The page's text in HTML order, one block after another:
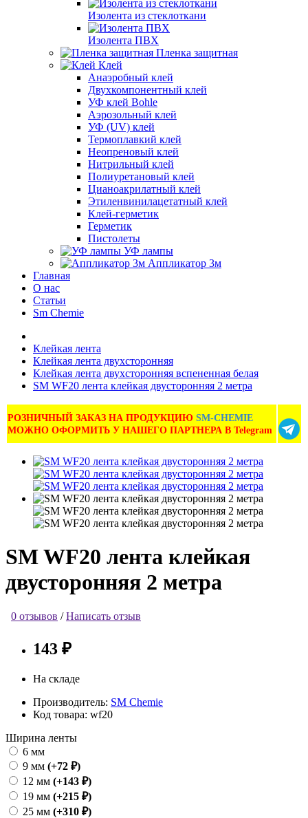
Изолента из стеклоткани
Изолента ПВХ
Пленка защитная
Клей
Анаэробный клей
Двухкомпонентный клей
УФ клей Bohle
Аэрозольный клей
УФ (UV) клей
Термоплавкий клей
Неопреновый клей
Нитрильный клей
Полиуретановый клей
Цианоакрилатный клей
Этиленвинилацетатный клей
Клей-герметик
Герметик
Пистолеты
УФ лампы
Аппликатор 3м
Главная
О нас
Статьи
Sm Chemie
Клейкая лента
Клейкая лента двухсторонняя
Клейкая лента двухсторонняя вспененная белая
SM WF20 лента клейкая двусторонняя 2 метра
РОЗНИЧНЫЙ ЗАКАЗ НА ПРОДУКЦИЮ SM-CHEMIE
МОЖНО ОФОРМИТЬ У НАШЕГО ПАРТНЕРА В Telegram
SM WF20 лента клейкая
двусторонняя 2 метра
0 отзывов /Написать отзыв
143 ₽
На складе
Производитель: SM Chemie
Код товара: wf20
Ширина ленты
6 мм
9 мм (+72 ₽)
12 мм (+143 ₽)
19 мм (+215 ₽)
25 мм (+310 ₽)